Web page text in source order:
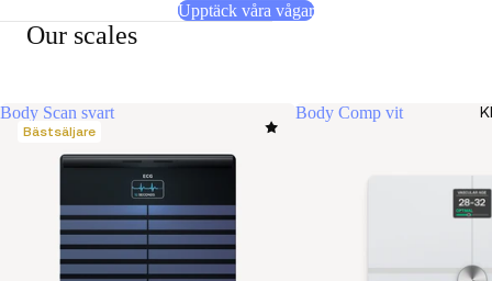
Upptäck våra vågar
Our scales
Body Scan svart
Bästsäljare
Body Comp vit